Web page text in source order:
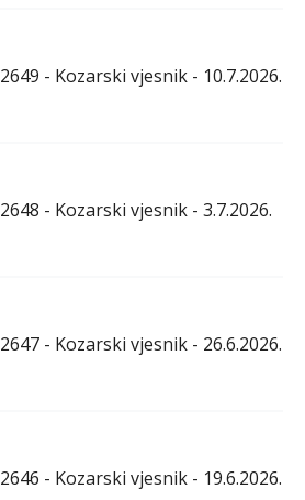
2649 - Kozarski vjesnik - 10.7.2026.
2648 - Kozarski vjesnik - 3.7.2026.
2647 - Kozarski vjesnik - 26.6.2026.
2646 - Kozarski vjesnik - 19.6.2026.